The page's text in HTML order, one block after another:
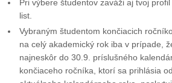
Pri výbere študentov zaváži aj tvoj
list.
Vybraným študentom končiacich
na celý akademický rok iba v prípade,
najneskôr do 30.9. príslušného
končiaceho ročníka, ktorí sa prihlásia